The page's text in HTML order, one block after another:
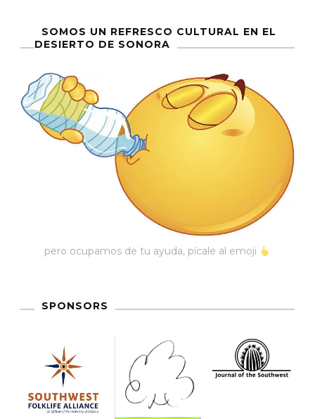
SOMOS UN REFRESCO CULTURAL EN EL
DESIERTO DE SONORA
pero ocupamos de tu ayuda, pícale al emoji
SPONSORS